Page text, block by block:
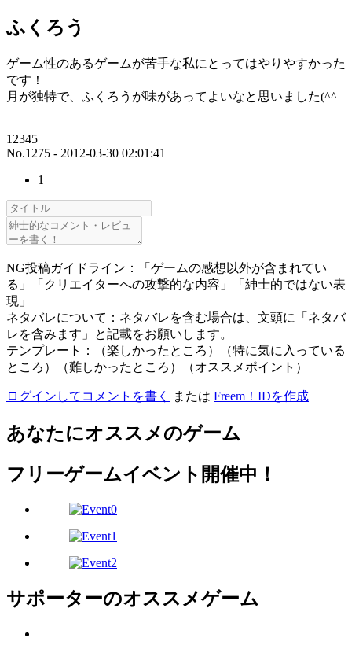
ふくろう
ゲーム性のあるゲームが苦手な私にとってはやりやすかった
です！
月が独特で、ふくろうが味があってよいなと思いました(^^
12345
No.1275 - 2012-03-30 02:01:41
1
NG投稿ガイドライン：「ゲームの感想以外が含まれてい
る」「クリエイターへの攻撃的な内容」「紳士的ではない表
現」
ネタバレについて：ネタバレを含む場合は、文頭に「ネタバ
レを含みます」と記載をお願いします。
テンプレート：（楽しかったところ）（特に気に入っている
ところ）（難しかったところ）（オススメポイント）
ログインしてコメントを書く または Freem！IDを作成
あなたにオススメのゲーム
フリーゲームイベント開催中！
サポーターのオススメゲーム